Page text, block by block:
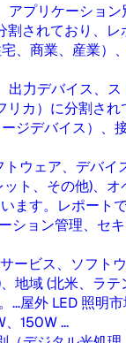
プリケーショ
されており、
、商業、産業
力デバイス、
カ）に分割さ
ジデバイス）
ウェア、デバ
ト、その他)、
す。レポート
ョン管理、セ
ービス、ソフ
域 (北米、ラ
...屋外 LED 照明
150W ...